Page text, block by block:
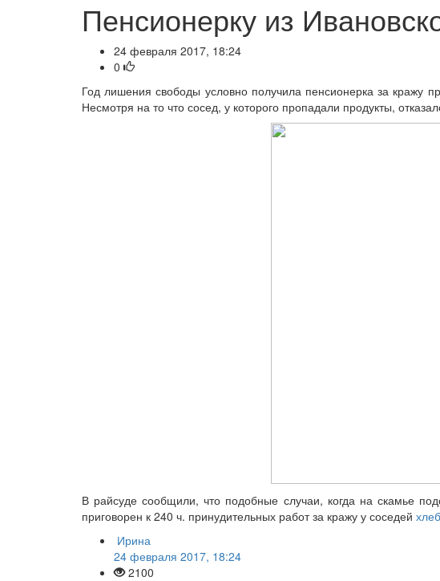
Пенсионерку из
24 февраля 2017, 18:24
0
Год лишения свободы условно получила пенсионерка за кражу
Несмотря на то что сосед, у которого пропадали продукты,
В райсуде сообщили, что подобные случаи, когда на скамье
приговорен к 240 ч. принудительных работ за кражу у соседей
Ирина
24 февраля 2017, 18:24
2100